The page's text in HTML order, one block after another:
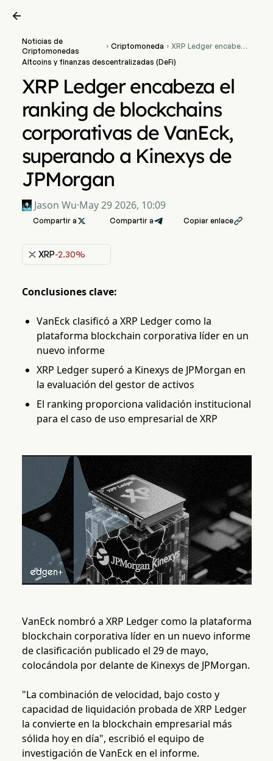

Noticias de
Criptomonedas
Criptomoneda  XRP Ledger encabeza
blockchains
VanEck, superando a
Kinexys de JPMorgan
Altcoins y finanzas descentralizadas (DeFi)
XRP Ledger encabeza el
ranking de blockchains
corporativas de VanEck,
superando a Kinexys de
JPMorgan
Jason Wu·May 29 2026, 10:09
Compartir a  Compartir a Copiar enlace
XRP-2.30%
Conclusiones clave:
VanEck clasificó a XRP Ledger como la
plataforma blockchain corporativa líder en un
nuevo informe
XRP Ledger superó a Kinexys de JPMorgan en
la evaluación del gestor de activos
El ranking proporciona validación institucional
para el caso de uso empresarial de XRP
VanEck nombró a XRP Ledger como la plataforma
blockchain corporativa líder en un nuevo informe
de clasificación publicado el 29 de mayo,
colocándola por delante de Kinexys de JPMorgan.
"La combinación de velocidad, bajo costo y
capacidad de liquidación probada de XRP Ledger
la convierte en la blockchain empresarial más
sólida hoy en día", escribió el equipo de
investigación de VanEck en el informe.